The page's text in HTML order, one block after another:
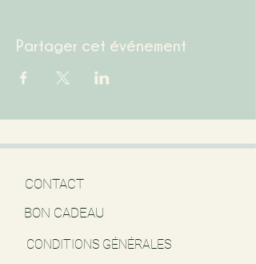
Partager cet événement
CONTACT
BON CADEAU
CONDITIONS GÉNÉRALES